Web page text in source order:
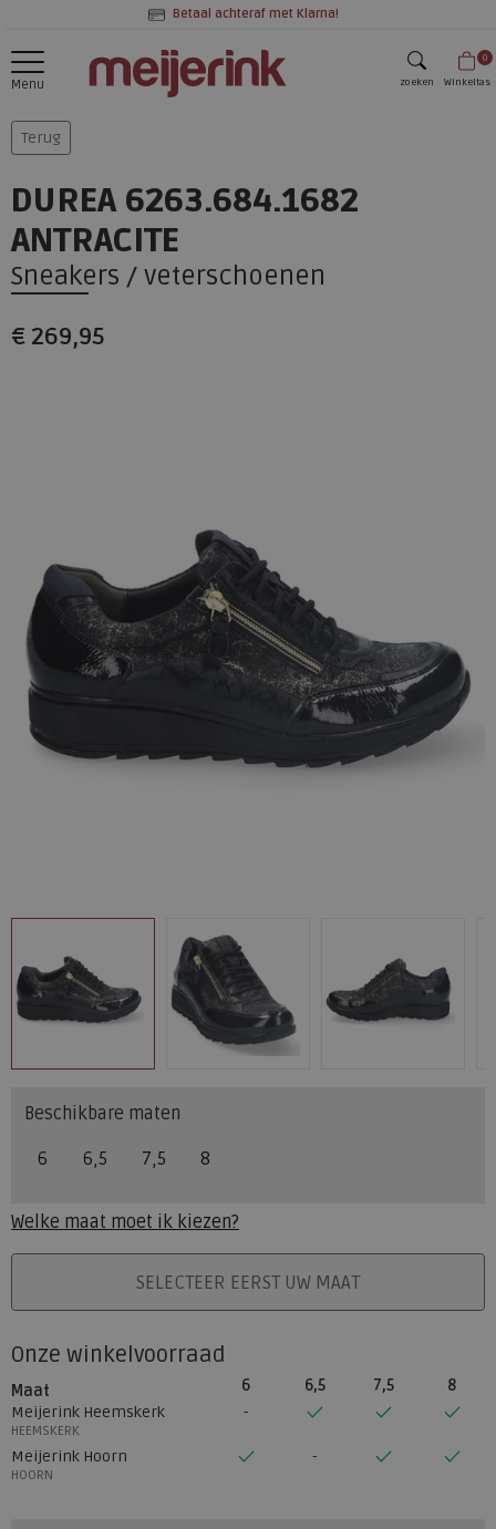
Betaal achteraf met Klarna!
Menu zoeken
0
Winkeltas
Terug
DUREA 6263.684.1682
ANTRACITE
Sneakers / veterschoenen
€ 269,95
Beschikbare maten
6 6,5 7,5 8
Welke maat moet ik kiezen?
PLAATS IN WINKELMANDSELECTEER EERST UW MAAT
Onze winkelvoorraad
Maat 6 6,5 7,5
8
Meijerink Heemskerk
HEEMSKERK
Meijerink Hoorn
HOORN